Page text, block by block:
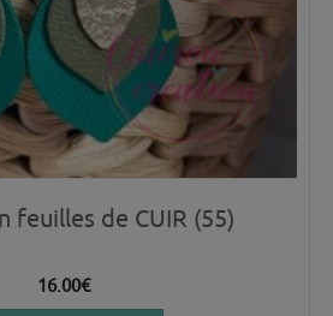
feuilles de CUIR (55)
16.00€